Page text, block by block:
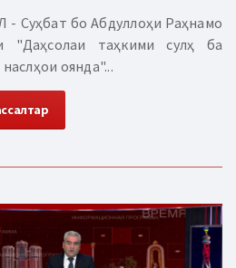
- Суҳбат бо Абдуллоҳи Раҳнамо
"Даҳсолаи таҳкими сулҳ ба
оянда"...